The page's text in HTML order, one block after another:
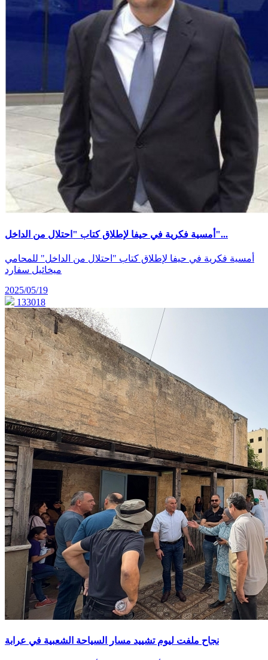
أمسية فكرية في حيفا لإطلاق كتاب "احتلال من الداخل"...
أمسية فكرية في حيفا لإطلاق كتاب "احتلال من الداخل" للمحامي
ميخائيل سفارد
2025/05/19
133018
نجاح ملفت ليوم تشييد مسار السياحة الشعبية في عرابة